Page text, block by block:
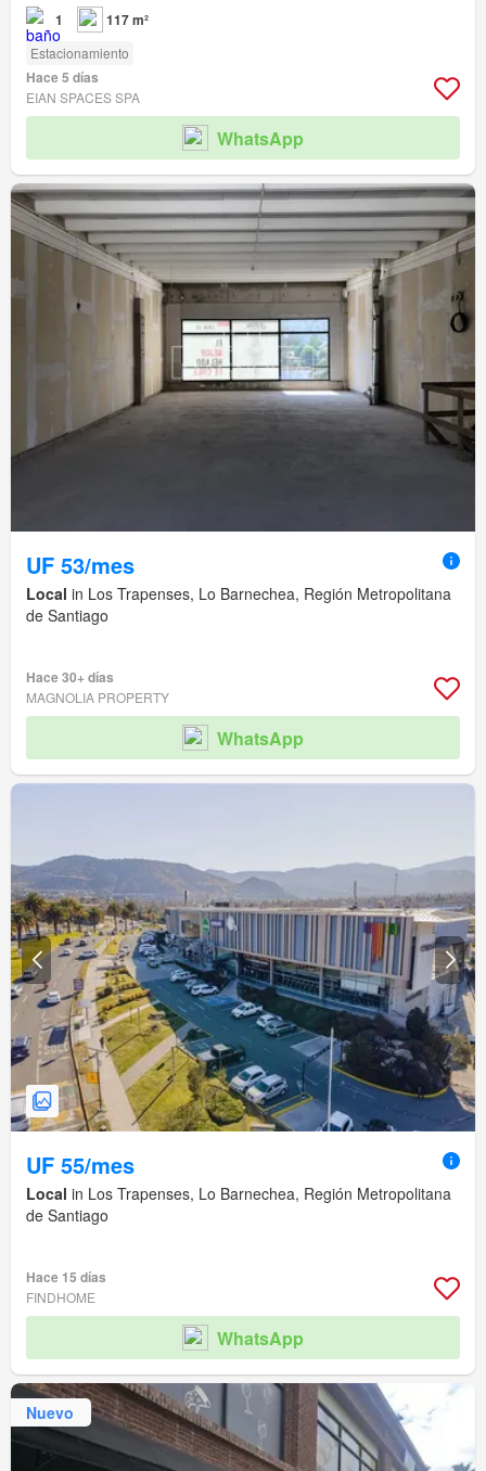
1 117 m²
Estacionamiento
Hace 5 días
EIAN SPACES SPA
WhatsApp
UF 53/mes
Local in Los Trapenses, Lo Barnechea, Región Metropolitana
de Santiago
Hace 30+ días
MAGNOLIA PROPERTY
WhatsApp
UF 55/mes
Local in Los Trapenses, Lo Barnechea, Región Metropolitana
de Santiago
Hace 15 días
FINDHOME
WhatsApp
Nuevo